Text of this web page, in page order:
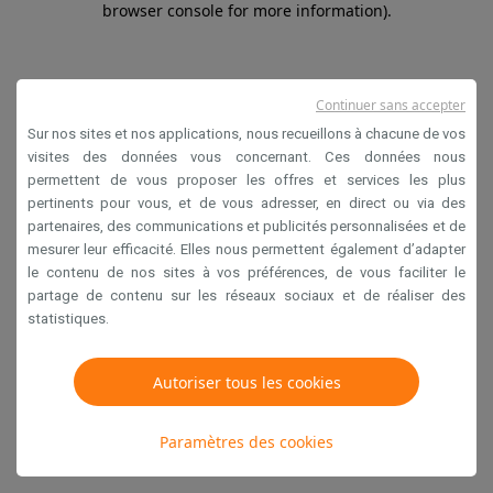
browser console for more information).
Sur nos sites et nos applications, nous recueillons à chacune de vos
visites des données vous concernant. Ces données nous
permettent de vous proposer les offres et services les plus
pertinents pour vous, et de vous adresser, en direct ou via des
partenaires, des communications et publicités personnalisées et de
mesurer leur efficacité. Elles nous permettent également d’adapter
le contenu de nos sites à vos préférences, de vous faciliter le
partage de contenu sur les réseaux sociaux et de réaliser des
statistiques.
Autoriser tous les cookies
Paramètres des cookies
Continuer sans accepter